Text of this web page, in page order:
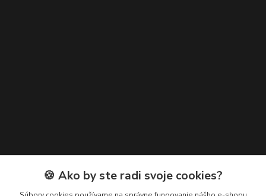
Kontakty
Zákaznícka podpora EuroNáradie
🍪 Ako by ste radi svoje cookies?